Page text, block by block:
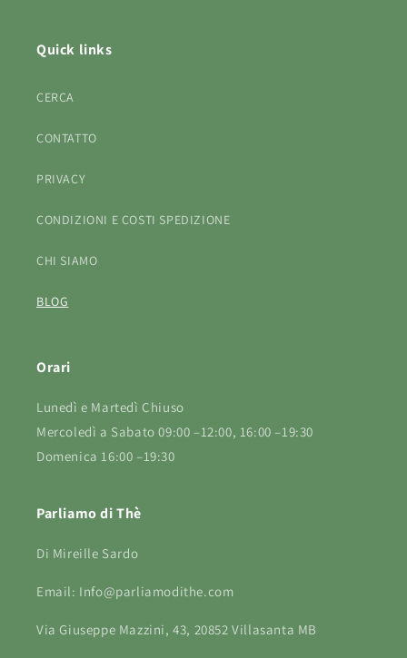
Quick links
CERCA
CONTATTO
PRIVACY
CONDIZIONI E COSTI SPEDIZIONE
CHI SIAMO
BLOG
Orari
Lunedì e Martedì Chiuso
Mercoledì a Sabato 09:00 –12:00, 16:00 –19:30
Domenica 16:00 –19:30
Parliamo di Thè
Di Mireille Sardo
Email: Info@parliamodithe.com
Via Giuseppe Mazzini, 43, 20852 Villasanta MB